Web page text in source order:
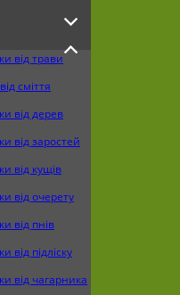
від трави
сміття
від дерев
від заростей
від кущів
від очерету
від пнів
від підліску
від чагарника